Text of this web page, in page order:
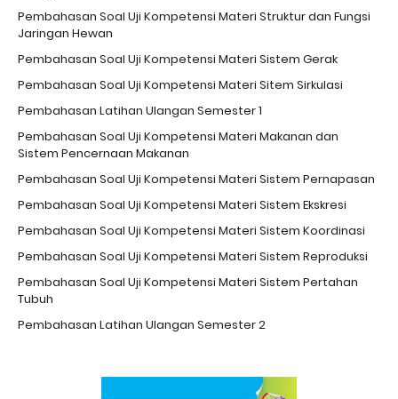
Pembahasan Soal Uji Kompetensi Materi Struktur dan Fungsi
Jaringan Hewan
Pembahasan Soal Uji Kompetensi Materi Sistem Gerak
Pembahasan Soal Uji Kompetensi Materi Sitem Sirkulasi
Pembahasan Latihan Ulangan Semester 1
Pembahasan Soal Uji Kompetensi Materi Makanan dan
Sistem Pencernaan Makanan
Pembahasan Soal Uji Kompetensi Materi Sistem Pernapasan
Pembahasan Soal Uji Kompetensi Materi Sistem Ekskresi
Pembahasan Soal Uji Kompetensi Materi Sistem Koordinasi
Pembahasan Soal Uji Kompetensi Materi Sistem Reproduksi
Pembahasan Soal Uji Kompetensi Materi Sistem Pertahan
Tubuh
Pembahasan Latihan Ulangan Semester 2